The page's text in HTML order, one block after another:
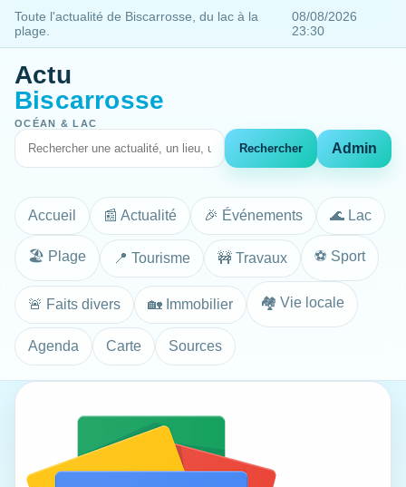
Toute l'actualité de Biscarrosse, du lac à la
plage.
08/08/2026
23:30
Actu
Biscarrosse
OCÉAN & LAC
Rechercher Admin
Accueil 📰 Actualité 🎉 Événements 🌊 Lac
🏖️ Plage 📍 Tourisme 🚧 Travaux ⚽ Sport
🚨 Faits divers 🏡 Immobilier 🏘️ Vie locale
Agenda Carte Sources